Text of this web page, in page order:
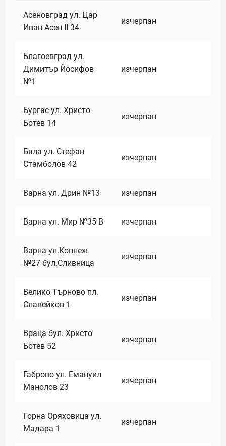
Асеновград ул. Цар
Иван Асен II 34
изчерпан
Благоевград ул.
Димитър Йосифов
№1
изчерпан
Бургас ул. Христо
Ботев 14
изчерпан
Бяла ул. Стефан
Стамболов 42
изчерпан
Варна ул. Дрин №13 изчерпан
Варна ул. Мир №35 В изчерпан
Варна ул.Копнеж
№27 бул.Сливница
изчерпан
Велико Търново пл.
Славейков 1
изчерпан
Враца бул. Христо
Ботев 52
изчерпан
Габрово ул. Емануил
Манолов 23
изчерпан
Горна Оряховица ул.
Мадара 1
изчерпан